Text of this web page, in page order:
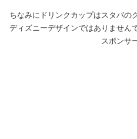
ちなみにドリンクカップはスタバの
ディズニーデザインではありません
スポンサ